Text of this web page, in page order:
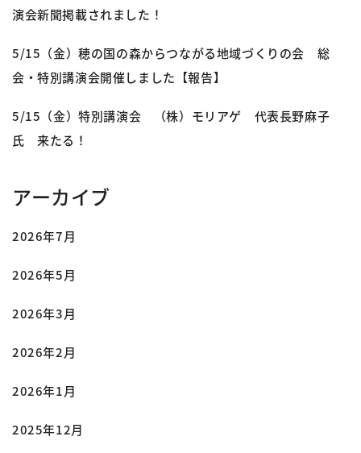
演会新聞掲載されました！
5/15（金）穂の国の森からつながる地域づくりの会 総
会・特別講演会開催しました【報告】
5/15（金）特別講演会 （株）モリアゲ 代表長野麻子
氏 来たる！
アーカイブ
2026年7月
2026年5月
2026年3月
2026年2月
2026年1月
2025年12月